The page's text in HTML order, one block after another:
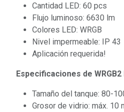
Cantidad LED: 60 pcs
Flujo luminoso: 6630 lm
Colores LED: WRGB
Nivel impermeable: IP 43
Aplicación requerida!
Especificaciones de WRGB2
Tamaño del tanque: 80-
Grosor de vidrio: máx. 10